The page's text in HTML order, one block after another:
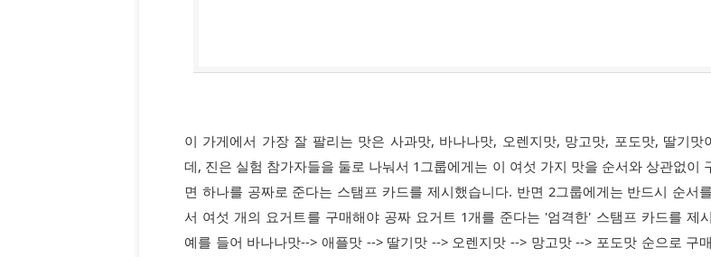
이 가게에서 가장 잘 팔리는 맛은 사과맛, 바나나맛, 오렌지맛, 망고맛, 포도맛, 딸기맛
데, 진은 실험 참가자들을 둘로 나눠서 1그룹에게는 이 여섯 가지 맛을 순서와 상관없이
면 하나를 공짜로 준다는 스탬프 카드를 제시했습니다. 반면 2그룹에게는 반드시 순서
서 여섯 개의 요거트를 구매해야 공짜 요거트 1개를 준다는 '엄격한' 스탬프 카드를 제
예를 들어 바나나맛--> 애플맛 --> 딸기맛 --> 오렌지맛 --> 망고맛 --> 포도맛 순으로 구